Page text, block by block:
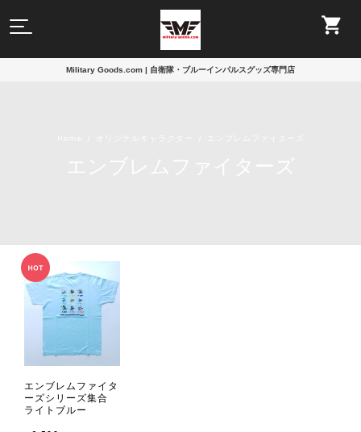
Military Goods.com | 自衛隊・ブルーインパルスグッズ専門店
エンブレムファイタ
ーズシリーズ集合
ライトブルー